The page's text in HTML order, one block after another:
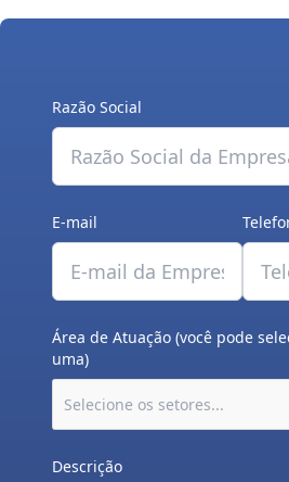
Razão Social
E-mail
Área de Atuação (você pode
uma)
Descrição